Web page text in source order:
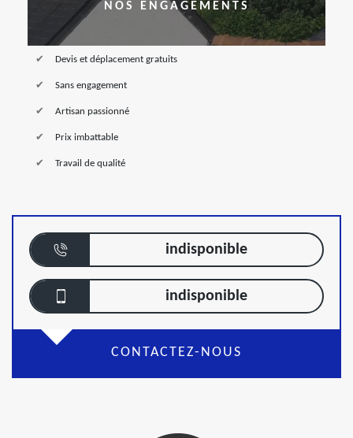
NOS ENGAGEMENTS
Devis et déplacement gratuits
Sans engagement
Artisan passionné
Prix imbattable
Travail de qualité
indisponible
indisponible
CONTACTEZ-NOUS